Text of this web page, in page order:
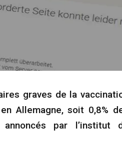
graves de la
Allemagne, soit 0,8%
par l’institut